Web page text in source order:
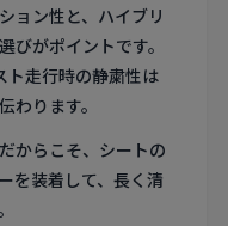
ョン性と、ハイブリ
びがポイントです。
ト走行時の静粛性は
わります。
からこそ、シートの
を装着して、長く清